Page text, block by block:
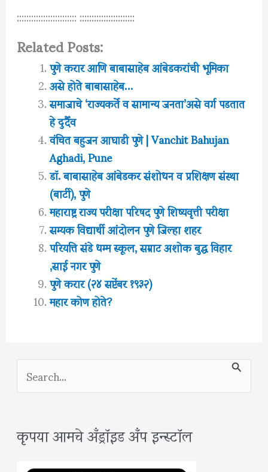
::::::::::::::::::::::::: :::::::::::::::::::::::
Related Posts:
पुणे करार आणि बाबासाहेब आंबेडकरांची भूमिका
असे होतेे बाबासाहेब…
समाजाचे ‘राज्यकर्ते व सामान्य जनता’असे वर्ग पडतात
हे दुर्दैव
वंचित बहुजन आघाडी पुणे | Vanchit Bahujan
Aghadi, Pune
डॉ. बाबासाहेब आंबेडकर संशोधन व प्रशिक्षण संस्था
(बार्टी), पुणे
महाराष्ट्र राज्य परीक्षा परिषद पुणे शिष्यवृत्ती परीक्षा
सम्यक विद्यार्थी आंदोलन पुणे जिल्हा शहर
परियत्ति संडे धम्म स्कूल, सम्राट अशोक बुद्ध विहार
,साई नगर पुणे
पुणे करार (२४ सप्टेंबर १९३२)
महार कोण होते?
S
e
r
c
कृपया आमचे अँड्रॉइड अँप इन्स्टॉल